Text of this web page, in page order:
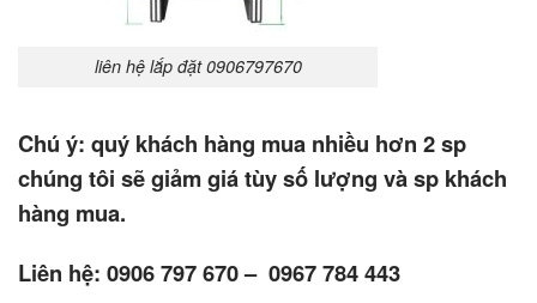
liên hệ lắp đặt 0906797670
Chú ý: quý khách hàng mua nhiều hơn 2 sp
chúng tôi sẽ giảm giá tùy số lượng và sp khách
hàng mua.
Liên hệ: 0906 797 670 – 0967 784 443